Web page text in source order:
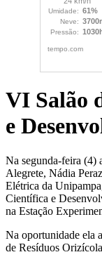
VI Salão
e
Na segunda-feira (4)
Alegrete, Nádia
Elétrica da
Científica e
na Estação
Na oportunidade ela
de Resíduos